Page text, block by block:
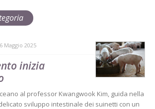
Maggio 2025
inizia
al professor Kwangwook Kim, guida nella
sviluppo intestinale dei suinetti con un